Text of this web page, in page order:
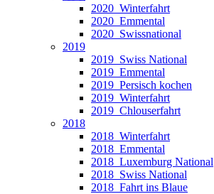
2020_Winterfahrt
2020_Emmental
2020_Swissnational
2019
2019_Swiss National
2019_Emmental
2019_Persisch kochen
2019_Winterfahrt
2019_Chlouserfahrt
2018
2018_Winterfahrt
2018_Emmental
2018_Luxemburg National
2018_Swiss National
2018_Fahrt ins Blaue